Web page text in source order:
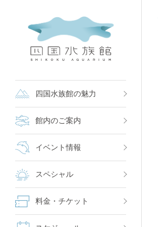
四国水族館の魅力
館内のご案内
イベント情報
スペシャル
料金・チケット